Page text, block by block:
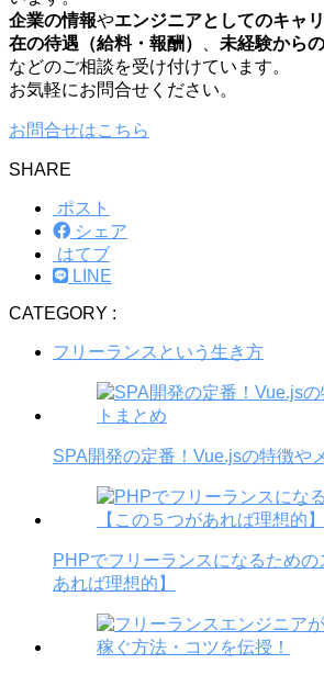
企業の情報やエンジニアとしてのキャ
在の待遇（給料・報酬）
未経験から
などのご相談を受け付けています。
お気軽にお問合せください。
お問合せはこちら
SHARE
ポスト
シェア
はてブ
LINE
CATEGORY :
フリーランスという生き方
SPA開発の定番！Vue.jsの特徴や
PHPでフリーランスになるため
あれば理想的】